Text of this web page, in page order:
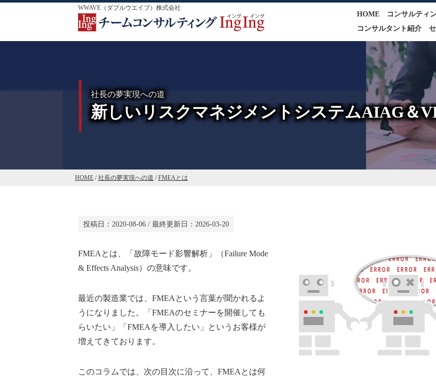
WWAVE（ダブルウエイブ）株式会社
HOME
コンサルティ
コンサルタント紹介
社長の夢実現への道
新しいリスクマネジメントシステムAIAG＆
HOME /社長の夢実現への道 /FMEAとは
投稿日： 2020-08-06 / 最終更新日： 2026-03-20
FMEAとは、「故障モード影響解析」（Failure Mode
& Effects Analysis）の意味です。
最近の製造業では、FMEAという言葉が聞かれるよ
うになりました。「FMEAのセミナーを開催しても
らいたい」「FMEAを導入したい」というお客様が
増えてきております。
このコラムでは、次の目次に沿って、FMEAとは何